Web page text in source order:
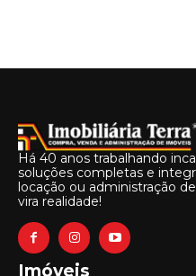
Há 40 anos trabalhando
soluções completas e
locação ou administração
vira realidade!
Imóveis